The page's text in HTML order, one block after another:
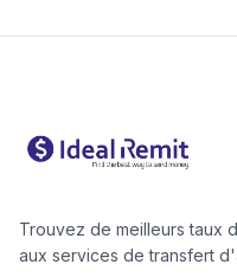
Trouvez de meilleurs taux
aux services de transfert